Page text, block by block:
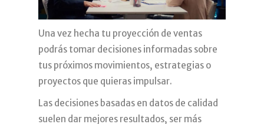
Una vez hecha tu proyección de ventas
podrás tomar decisiones informadas sobre
tus próximos movimientos, estrategias o
proyectos que quieras impulsar.
Las decisiones basadas en datos de calidad
suelen dar mejores resultados, ser más